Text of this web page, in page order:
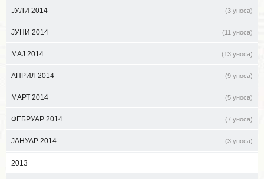
ЈУЛИ 2014 (3 уноса)
ЈУНИ 2014 (11 уноса)
МАЈ 2014 (13 уноса)
АПРИЛ 2014 (9 уноса)
МАРТ 2014 (5 уноса)
ФЕБРУАР 2014 (7 уноса)
ЈАНУАР 2014 (3 уноса)
2013